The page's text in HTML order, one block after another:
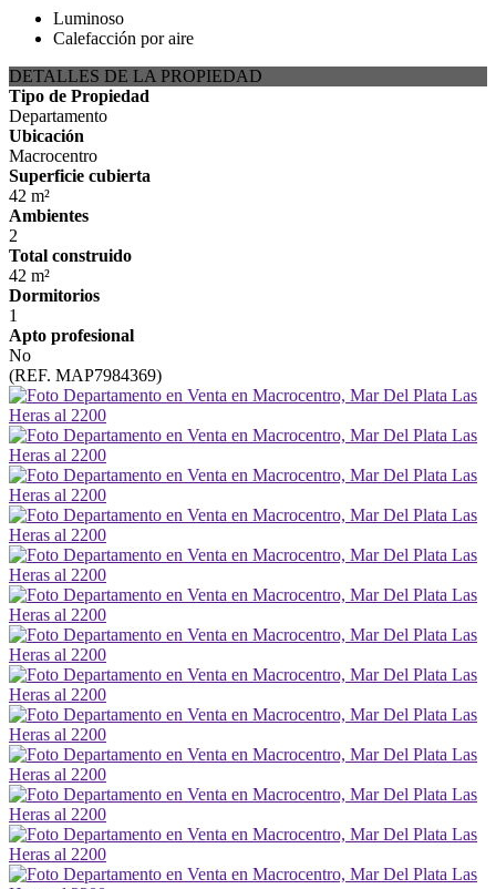
Luminoso
Calefacción por aire
DETALLES DE LA PROPIEDAD
Tipo de Propiedad
Departamento
Ubicación
Macrocentro
Superficie cubierta
42 m²
Ambientes
2
Total construido
42 m²
Dormitorios
1
Apto profesional
No
(REF. MAP7984369)